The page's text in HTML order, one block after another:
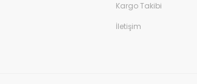
Kargo Takibi
İletişim